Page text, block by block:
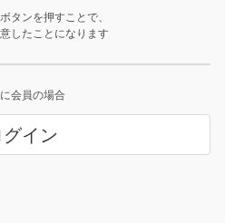
タンを押すことで、
したことになります
会員の場合
グイン